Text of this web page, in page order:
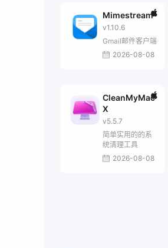
Mimestream
v1.10.6
Gmail邮件客户端
2026-08-08
CleanMyMac
X
v5.5.7
简单实用的的系
统清理工具
2026-08-08